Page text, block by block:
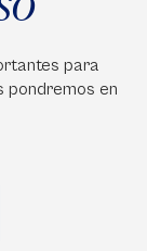
para
pondremos en